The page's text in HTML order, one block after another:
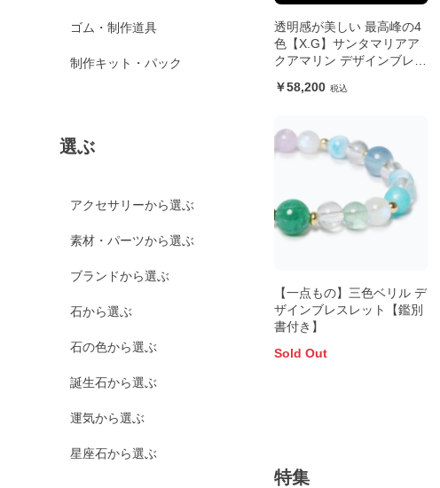
ゴム・制作道具
制作キット・パック
選ぶ
アクセサリーから選ぶ
素材・パーツから選ぶ
ブランドから選ぶ
石から選ぶ
石の色から選ぶ
誕生石から選ぶ
運気から選ぶ
星座石から選ぶ
透明感が美しい 最高峰の4
色【X.G】サンタマリアア
クアマリン デザインブレス
58,200
【一点もの】三色ベリル デ
ザインブレスレット【鑑別
書付き】
Sold Out
特集